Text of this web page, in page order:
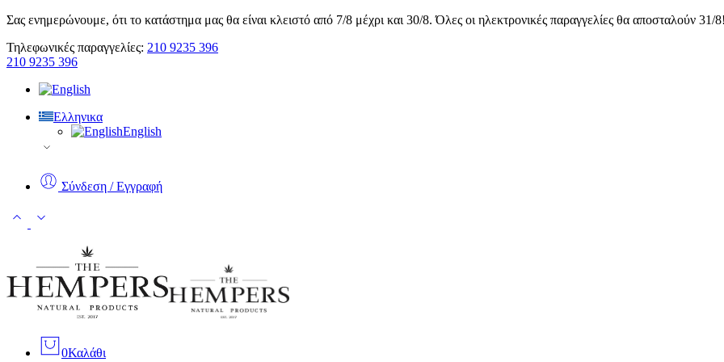
Σας ενημερώνουμε, ότι το κατάστημα μας θα είναι κλειστό από 7/8 μέχρι και 30/8. Όλες οι ηλεκτρονικές παραγγελίες θα αποσταλούν 31/8!
Τηλεφωνικές παραγγελίες: 210 9235 396
210 9235 396
Ελληνικα
English
Σύνδεση / Εγγραφή
0Καλάθι